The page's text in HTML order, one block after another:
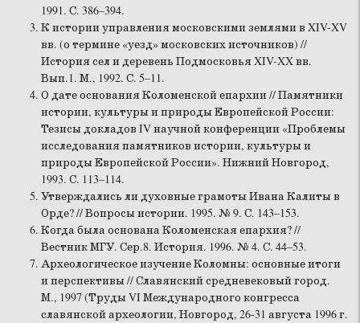
1991. С. 386–394.
К истории управления московскими землями в XIV-XV
вв. (о термине «уезд» московских источников) //
История сел и деревень Подмосковья XIV-XX вв.
Вып.1. М., 1992. С. 5–11.
О дате основания Коломенской епархии // Памятники
истории, культуры и природы Европейской России:
Тезисы докладов IV научной конференции «Проблемы
исследования памятников истории, культуры и
природы Европейской России». Нижний Новгород,
1993. С. 113–114.
Утверждались ли духовные грамоты Ивана Калиты в
Орде? // Вопросы истории. 1995. № 9. С. 143–153.
Когда была основана Коломенская епархия? //
Вестник МГУ. Сер.8. История. 1996. № 4. С. 44–53.
Археологическое изучение Коломны: основные итоги
и перспективы // Славянский средневековый город.
М., 1997 (Труды VI Международного конгресса
славянской археологии, Новгород, 26-31 августа 1996 г.